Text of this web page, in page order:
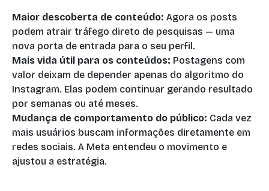
Maior descoberta de conteúdo: Agora os posts
podem atrair tráfego direto de pesquisas — uma
nova porta de entrada para o seu perfil.
Mais vida útil para os conteúdos: Postagens com
valor deixam de depender apenas do algoritmo do
Instagram. Elas podem continuar gerando resultado
por semanas ou até meses.
Mudança de comportamento do público: Cada vez
mais usuários buscam informações diretamente em
redes sociais. A Meta entendeu o movimento e
ajustou a estratégia.